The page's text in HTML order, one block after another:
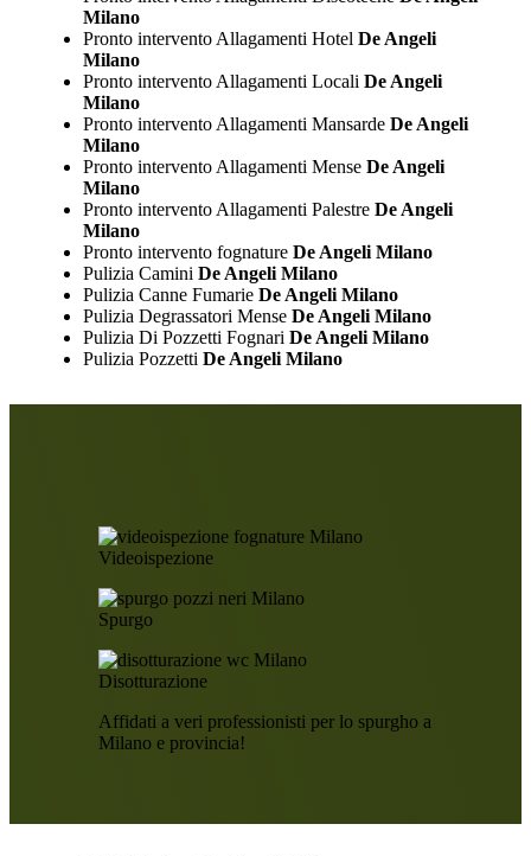
Milano
Pronto intervento Allagamenti Hotel De Angeli
Milano
Pronto intervento Allagamenti Locali De Angeli
Milano
Pronto intervento Allagamenti MansardeDe Angeli
Milano
Pronto intervento Allagamenti MenseDe Angeli
Milano
Pronto intervento Allagamenti PalestreDe Angeli
Milano
Pronto intervento fognatureDe Angeli Milano
Pulizia Camini De Angeli Milano
Pulizia Canne FumarieDe Angeli Milano
Pulizia Degrassatori MenseDe Angeli Milano
Pulizia Di Pozzetti Fognari De Angeli Milano
Pulizia Pozzetti De Angeli Milano
Videoispezione
Spurgo
Disotturazione
Affidati a veri professionisti per lo spurgho a
Milano e provincia!